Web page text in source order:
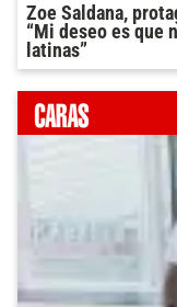
Zoe Saldana,
“Mi deseo es que
latinas”